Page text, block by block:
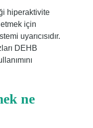
hiperaktivite
için
uyarıcısıdır.
DEHB
ne